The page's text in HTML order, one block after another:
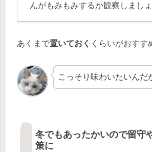
んがもみもみするか観察しましょ
あくまで置いておく くらいがおすす
こっそり味わいたいんだ
冬でもあったかいので留守
策に